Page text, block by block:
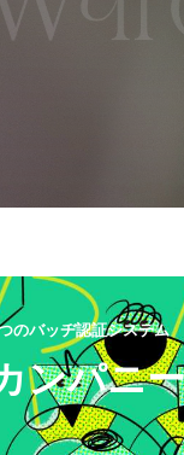
のバッヂ認証システム
ンパニー